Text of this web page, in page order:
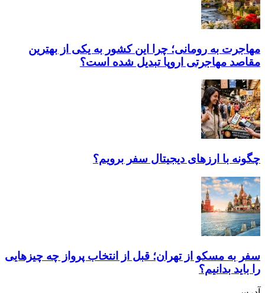
مهاجرت به رومانی؛ چرا این کشور به یکی از بهترین
مقاصد مهاجرتی اروپا تبدیل شده است؟
چگونه با ارز‌های دیجیتال سفر برویم؟
سفر به مسکو از تهران؛ قبل از انتخاب پرواز چه چیزهایی
را باید بدانیم؟